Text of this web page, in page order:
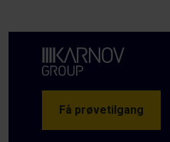
Få prøvetilgang